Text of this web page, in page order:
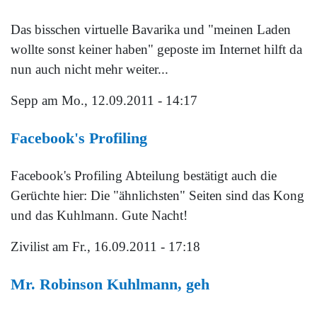
Das bisschen virtuelle Bavarika und "meinen Laden
wollte sonst keiner haben" geposte im Internet hilft da
nun auch nicht mehr weiter...
Sepp am Mo., 12.09.2011 - 14:17
Facebook's Profiling
Facebook's Profiling Abteilung bestätigt auch die
Gerüchte hier: Die "ähnlichsten" Seiten sind das Kong
und das Kuhlmann. Gute Nacht!
Zivilist am Fr., 16.09.2011 - 17:18
Mr. Robinson Kuhlmann, geh